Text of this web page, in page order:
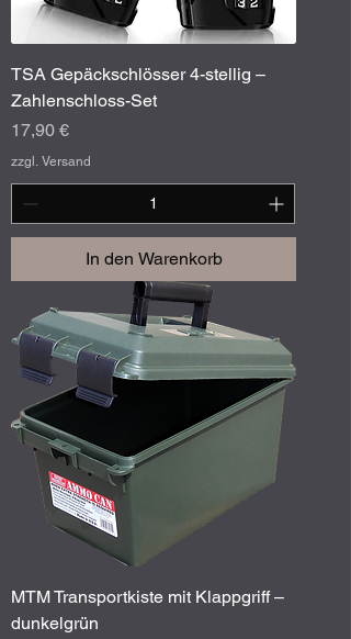
TSA Gepäckschlösser 4-stellig –
Zahlenschloss-Set
Preis
17,90 €
zzgl. Versand
In den Warenkorb
MTM Transportkiste mit Klappgriff –
dunkelgrün